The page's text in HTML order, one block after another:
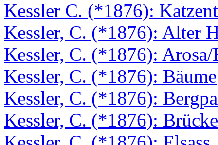
Kessler C. (*1876):
Kessler, C. (*1876): Alter
Kessler, C. (*1876):
Kessler, C. (*1876): Bäume
Kessler, C. (*1876):
Kessler, C. (*1876): Brücke